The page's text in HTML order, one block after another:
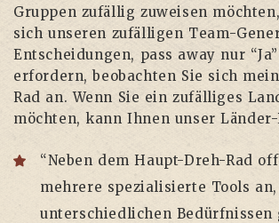
Gruppen zufällig zuweisen
sich unseren zufälligen Team-
Entscheidungen, pass away nur
erfordern, beobachten Sie sich
Rad an. Wenn Sie ein zufälliges
möchten, kann Ihnen unser
“Neben dem Haupt-Dreh-Rad
mehrere spezialisierte Tools an,
unterschiedlichen Bedürfnissen